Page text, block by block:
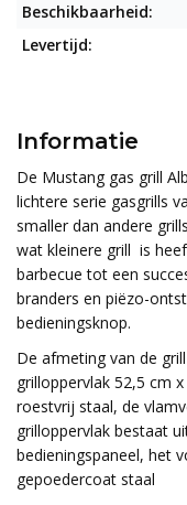
Beschikbaarheid:
Levertijd:
Informatie
De Mustang gas grill
lichtere serie gasgrills
smaller dan andere
wat kleinere grill is
barbecue tot een
branders en piëzo-
bedieningsknop.
De afmeting van de
grilloppervlak 52,5 cm
roestvrij staal, de
grilloppervlak bestaat
bedieningspaneel, het
gepoedercoat staal